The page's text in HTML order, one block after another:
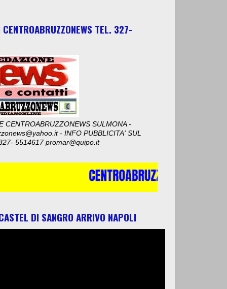
CENTROABRUZZONEWS TEL. 327-
CENTROABRUZZONEWS SULMONA -
- INFO PUBBLICITA' SUL
5514617 promar@quipo.it
DI SANGRO ARRIVO NAPOLI